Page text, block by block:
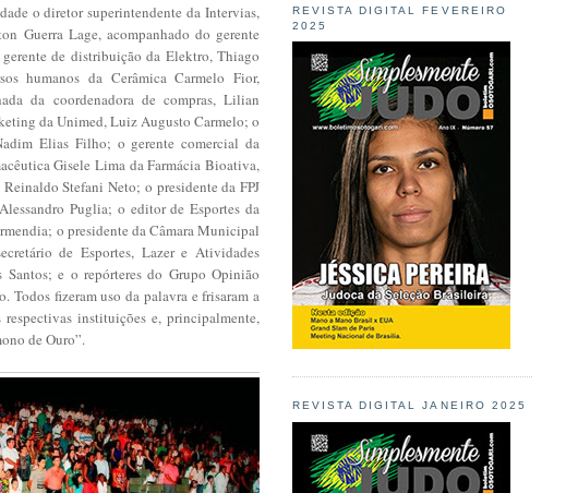
o diretor superintendente da Intervias,
Guerra Lage, acompanhado do gerente
de distribuição da Elektro, Thiago
humanos da Cerâmica Carmelo Fior,
da coordenadora de compras, Lilian
da Unimed, Luiz Augusto Carmelo; o
Elias Filho; o gerente comercial da
Gisele Lima da Farmácia Bioativa,
Stefani Neto; o presidente da FPJ
Puglia; o editor de Esportes da
o presidente da Câmara Municipal
de Esportes, Lazer e Atividades
e o repórteres do Grupo Opinião
Todos fizeram uso da palavra e frisaram a
instituições e, principalmente,
de Ouro”.
REVISTA DIGITAL FEVEREIRO
2025
REVISTA DIGITAL JANEIRO 2025